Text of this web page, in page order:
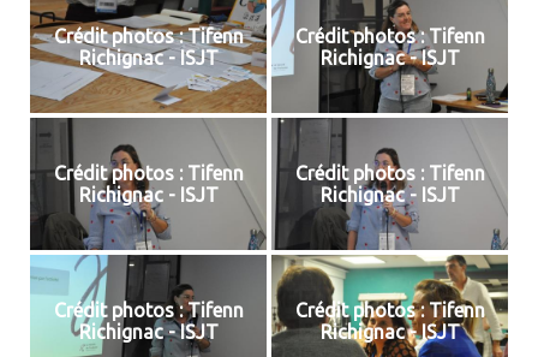
Crédit photos : Tifenn
Richignac - ISJT
Crédit photos : Tifenn
Richignac - ISJT
Crédit photos : Tifenn
Richignac - ISJT
Crédit photos : Tifenn
Richignac - ISJT
Crédit photos : Tifenn
Richignac - ISJT
Crédit photos : Tifenn
Richignac - ISJT